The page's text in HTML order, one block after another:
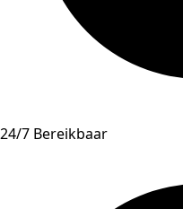
24/7 Bereikbaar